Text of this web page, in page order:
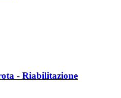
- Riabilitazione